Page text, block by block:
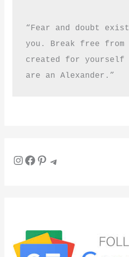
“Fear and doubt
you. Break free from
created for yourself
are an Alexander.”
InstagramFacebook Pinterest Telegram